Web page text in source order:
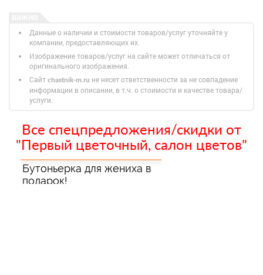
Данные о наличии и стоимости товаров/услуг уточняйте у
компании, предоставляющих их.
Изображение товаров/услуг на сайте может отличаться от
оригинального изображения.
Сайт chastnik-m.ru не несет ответственности за не совпадение
информации в описании, в т.ч. о стоимости и качестве товара/
услуги.
Все спецпредложения/скидки от
"Первый цветочный, салон цветов"
Бутоньерка для жениха в
подарок!